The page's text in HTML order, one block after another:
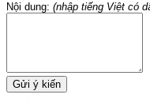
Nội dung: (nhập tiếng Việt có